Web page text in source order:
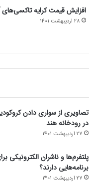
افزایش قیمت کرایه تاکسی‌های
28 اردیبهشت 1401
تصاویری از سواری دادن
در رودخانه هند
27 اردیبهشت 1401
پلتفرم‌ها و ناشران الکترونیکی
برنامه‌هایی دارند؟
27 اردیبهشت 1401